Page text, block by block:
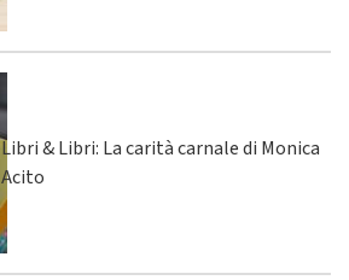
Libri & Libri: La carità carnale di Monica
Acito